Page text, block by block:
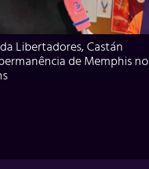
Libertadores, Castán
de Memphis no